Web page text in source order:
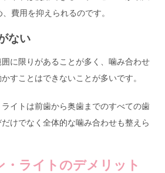
費用を抑えられるのです。
ない
に限りがあることが多く、噛み合わせ
すことはできないことが多いです。
イトは前歯から奥歯までのすべての歯
けでなく全体的な噛み合わせも整えら
・ライトのデメリット